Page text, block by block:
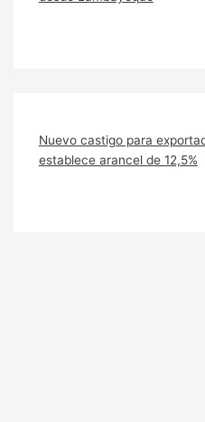
Nuevo castigo para
establece arancel de 12,5%